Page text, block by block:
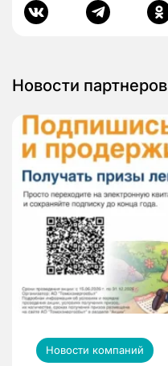
Новости партнеров
Новости компаний